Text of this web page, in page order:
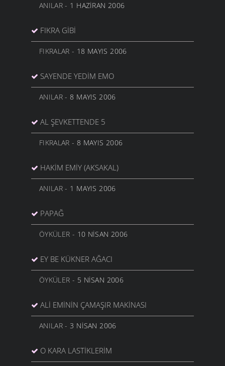
ANILAR- 1 HAZIRAN 2006
FIKRA GİBİ
FIKRALAR - 18 MAYIS 2006
SAYENDE YEDIM EMO
ANILAR- 8 MAYIS 2006
AL ŞEVKETTENDE 5
FIKRALAR - 8 MAYIS 2006
HAKİM EMİY (AKSAKAL)
ANILAR- 1 MAYIS 2006
PAPAĞ
ÖYKÜLER - 10 NISAN 2006
EY BE KÜKNER AĞACI
ÖYKÜLER - 5 NISAN 2006
ALI EMININ ÇAMAŞIR MAKINASI
ANILAR- 3 NISAN 2006
O KARA LASTIKLERIM